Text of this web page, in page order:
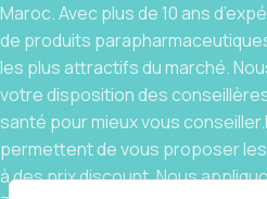
Maroc. Avec plus de 10 ans
de produits
les plus attractifs du marché.
votre disposition des
santé pour mieux vous
permettent de vous proposer
à des prix discount. Nous